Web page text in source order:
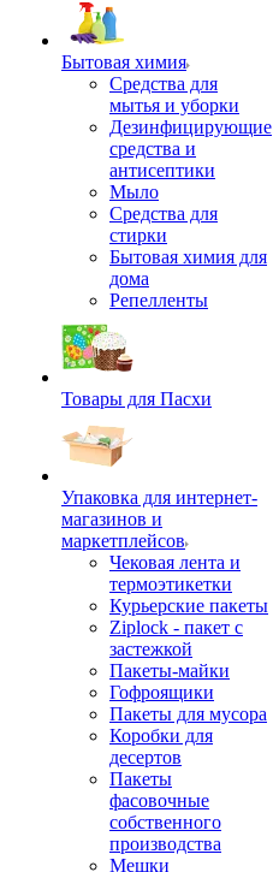
Бытовая химия
Средства для
мытья и уборки
Дезинфицирующие
средства и
антисептики
Мыло
Средства для
стирки
Бытовая химия для
дома
Репелленты
Товары для Пасхи
Упаковка для интернет-
магазинов и
маркетплейсов
Чековая лента и
термоэтикетки
Курьерские пакеты
Ziplock - пакет с
застежкой
Пакеты-майки
Гофроящики
Пакеты для мусора
Коробки для
десертов
Пакеты
фасовочные
собственного
производства
Мешки